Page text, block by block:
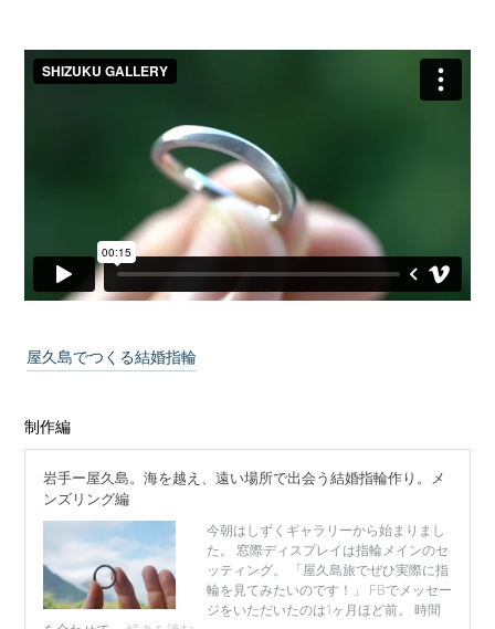
屋久島でつくる結婚指輪
制作編